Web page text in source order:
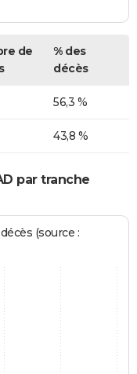
de
% des
décès
56,3 %
43,8 %
par tranche
(source :